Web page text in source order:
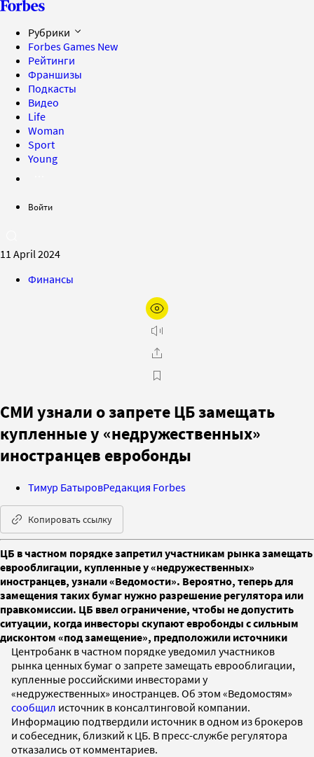
Рубрики
Forbes Games New
Рейтинги
Франшизы
Подкасты
Видео
Life
Woman
Sport
Young
Войти
11 April 2024
Финансы
СМИ узнали о запрете ЦБ замещать
купленные у «недружественных»
иностранцев евробонды
Тимур БатыровРедакция Forbes
Копировать ссылку
ЦБ в частном порядке запретил участникам рынка замещать
еврооблигации, купленные у «недружественных»
иностранцев, узнали «Ведомости». Вероятно, теперь для
замещения таких бумаг нужно разрешение регулятора или
правкомиссии. ЦБ ввел ограничение, чтобы не допустить
ситуации, когда инвесторы скупают евробонды с сильным
дисконтом «под замещение», предположили источники
Центробанк в частном порядке уведомил участников
рынка ценных бумаг о запрете замещать еврооблигации,
купленные российскими инвесторами у
«недружественных» иностранцев. Об этом «Ведомостям»
сообщил источник в консалтинговой компании.
Информацию подтвердили источник в одном из брокеров
и собеседник, близкий к ЦБ. В пресс-службе регулятора
отказались от комментариев.